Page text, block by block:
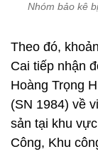
Nhóm bảo kê
Theo đó,
Cai tiếp nhận
Hoàng Trọng
(SN 1984) về
sản tại khu
Công, Khu